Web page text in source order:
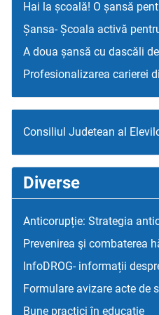
Hai la școală! O șansă
Șansa- Școala activă
A doua șansă cu dascăli
Profesionalizarea carierei
Consiliul Judetean al
Diverse
Anticorupție: Strategia
Prevenirea şi combaterea
InfoDROG- informații
Formulare avizare acte de
Bune practici în educaţie